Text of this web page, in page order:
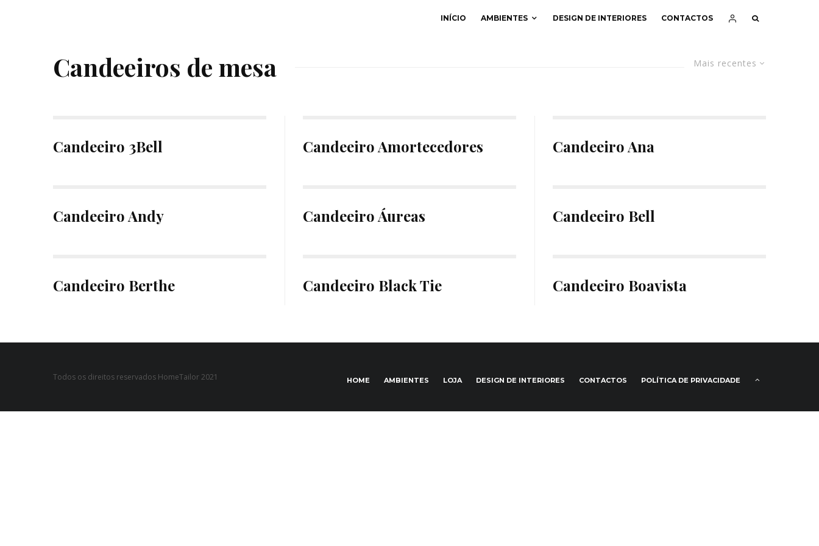
INÍCIO AMBIENTES DESIGN DE INTERIORES CONTACTOS
Mais recentes
Candeeiros de mesa
Candeeiro 3Bell
Candeeiro Andy
Candeeiro Berthe
Candeeiro Amortecedores
Candeeiro Áureas
Candeeiro Black Tie
Candeeiro Ana
Candeeiro Bell
Candeeiro Boavista
Todos os direitos reservados HomeTailor 2021 HOME AMBIENTES LOJA DESIGN DE INTERIORES CONTACTOS POLÍTICA DE PRIVACIDADE